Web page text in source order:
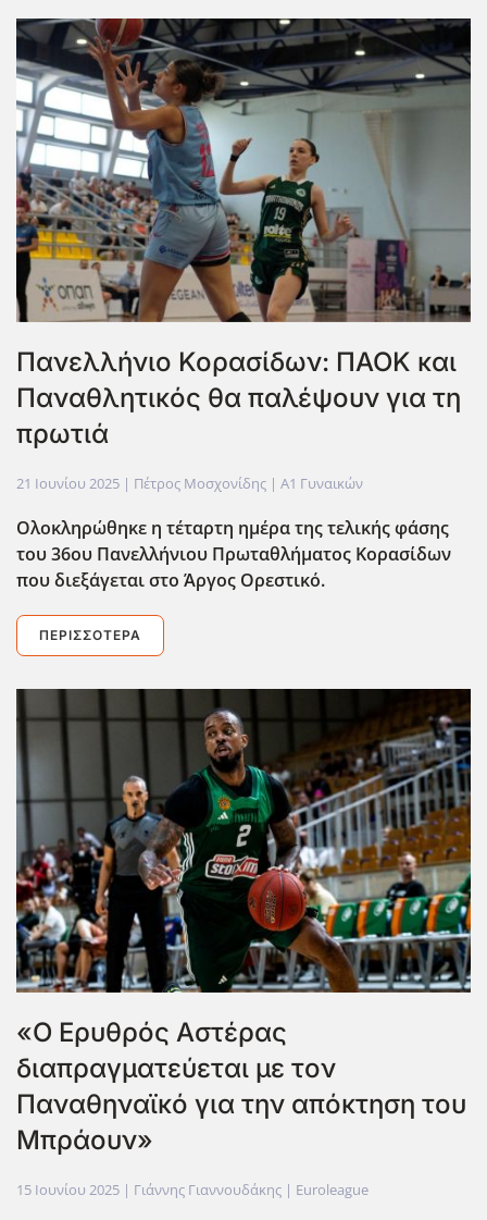
Πανελλήνιο Κορασίδων: ΠΑΟΚ και
Παναθλητικός θα παλέψουν για τη
πρωτιά
21 Ιουνίου 2025 | Πέτρος Μοσχονίδης | Α1 Γυναικών
Ολοκληρώθηκε η τέταρτη ημέρα της τελικής φάσης
του 36ου Πανελλήνιου Πρωταθλήματος Κορασίδων
που διεξάγεται στο Άργος Ορεστικό.
ΠΕΡΙΣΣΌΤΕΡΑ
«Ο Ερυθρός Αστέρας
διαπραγματεύεται με τον
Παναθηναϊκό για την απόκτηση του
Μπράουν»
15 Ιουνίου 2025 | Γιάννης Γιαννουδάκης | Euroleague